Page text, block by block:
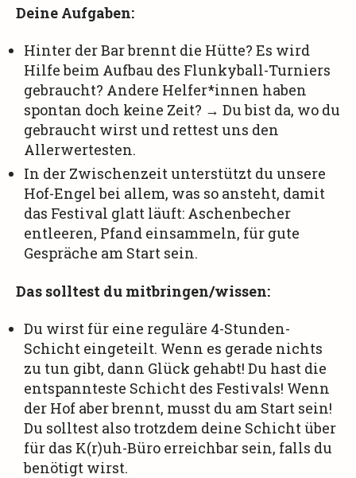
Deine Aufgaben:
Hinter der Bar brennt die Hütte? Es wird
Hilfe beim Aufbau des Flunkyball-Turniers
gebraucht? Andere Helfer*innen haben
spontan doch keine Zeit? → Du bist da, wo du
gebraucht wirst und rettest uns den
Allerwertesten.
In der Zwischenzeit unterstützt du unsere
Hof-Engel bei allem, was so ansteht, damit
das Festival glatt läuft: Aschenbecher
entleeren, Pfand einsammeln, für gute
Gespräche am Start sein.
Das solltest du mitbringen/wissen:
Du wirst für eine reguläre 4-Stunden-
Schicht eingeteilt. Wenn es gerade nichts
zu tun gibt, dann Glück gehabt! Du hast die
entspannteste Schicht des Festivals! Wenn
der Hof aber brennt, musst du am Start sein!
Du solltest also trotzdem deine Schicht über
für das K(r)uh-Büro erreichbar sein, falls du
benötigt wirst.